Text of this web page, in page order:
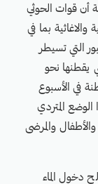
أن قوات الحوثي
بما في
التي تسيطر
يقطنها نحو
في الأسبوع
الوضع المتردي
والأطفال والمرضى
دخول الماء